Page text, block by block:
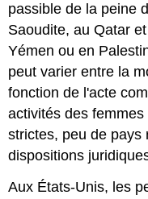
passible de la peine
Saoudite, au Qatar
Yémen ou en
peut varier entre la
fonction de l'acte
activités des
strictes, peu de pays
dispositions
Aux États-Unis, les